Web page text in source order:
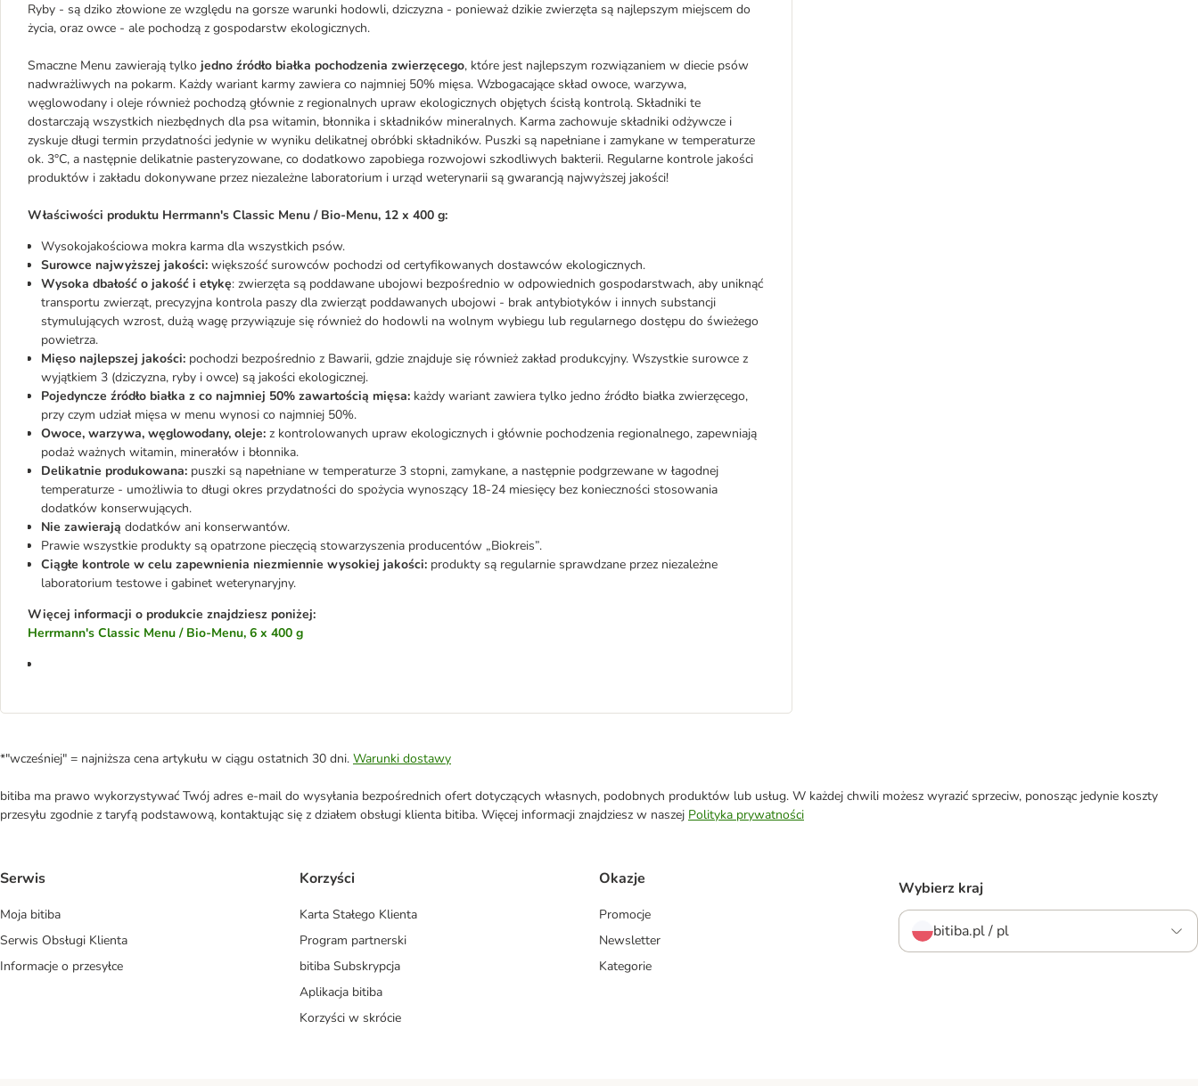
Ryby - są dziko złowione ze względu na gorsze warunki hodowli, dziczyzna - ponieważ dzikie zwierzęta są najlepszym miejscem do
życia, oraz owce - ale pochodzą z gospodarstw ekologicznych.
Smaczne Menu zawierają tylko jedno źródło białka pochodzenia zwierzęcego, które jest najlepszym rozwiązaniem w diecie psów
nadwrażliwych na pokarm. Każdy wariant karmy zawiera co najmniej 50% mięsa. Wzbogacające skład owoce, warzywa,
węglowodany i oleje również pochodzą głównie z regionalnych upraw ekologicznych objętych ścisłą kontrolą. Składniki te
dostarczają wszystkich niezbędnych dla psa witamin, błonnika i składników mineralnych. Karma zachowuje składniki odżywcze i
zyskuje długi termin przydatności jedynie w wyniku delikatnej obróbki składników. Puszki są napełniane i zamykane w temperaturze
ok. 3°C, a następnie delikatnie pasteryzowane, co dodatkowo zapobiega rozwojowi szkodliwych bakterii. Regularne kontrole jakości
produktów i zakładu dokonywane przez niezależne laboratorium i urząd weterynarii są gwarancją najwyższej jakości!
Właściwości produktu Herrmann's Classic Menu / Bio-Menu, 12 x 400 g:
Wysokojakościowa mokra karma dla wszystkich psów.
Surowce najwyższej jakości: większość surowców pochodzi od certyfikowanych dostawców ekologicznych.
Wysoka dbałość o jakość i etykę: zwierzęta są poddawane ubojowi bezpośrednio w odpowiednich gospodarstwach, aby uniknąć
transportu zwierząt, precyzyjna kontrola paszy dla zwierząt poddawanych ubojowi - brak antybiotyków i innych substancji
stymulujących wzrost, dużą wagę przywiązuje się również do hodowli na wolnym wybiegu lub regularnego dostępu do świeżego
powietrza.
Mięso najlepszej jakości: pochodzi bezpośrednio z Bawarii, gdzie znajduje się również zakład produkcyjny. Wszystkie surowce z
wyjątkiem 3 (dziczyzna, ryby i owce) są jakości ekologicznej.
Pojedyncze źródło białka z co najmniej 50% zawartością mięsa: każdy wariant zawiera tylko jedno źródło białka zwierzęcego,
przy czym udział mięsa w menu wynosi co najmniej 50%.
Owoce, warzywa, węglowodany, oleje: z kontrolowanych upraw ekologicznych i głównie pochodzenia regionalnego, zapewniają
podaż ważnych witamin, minerałów i błonnika.
Delikatnie produkowana: puszki są napełniane w temperaturze 3 stopni, zamykane, a następnie podgrzewane w łagodnej
temperaturze - umożliwia to długi okres przydatności do spożycia wynoszący 18-24 miesięcy bez konieczności stosowania
dodatków konserwujących.
Nie zawierają dodatków ani konserwantów.
Prawie wszystkie produkty są opatrzone pieczęcią stowarzyszenia producentów „Biokreis”.
Ciągłe kontrole w celu zapewnienia niezmiennie wysokiej jakości: produkty są regularnie sprawdzane przez niezależne
laboratorium testowe i gabinet weterynaryjny.
Więcej informacji o produkcie znajdziesz poniżej:
Herrmann's Classic Menu / Bio-Menu, 6 x 400 g
*"wcześniej" = najniższa cena artykułu w ciągu ostatnich 30 dni. Warunki dostawy
bitiba ma prawo wykorzystywać Twój adres e-mail do wysyłania bezpośrednich ofert dotyczących własnych, podobnych produktów lub usług. W każdej chwili możesz wyrazić sprzeciw, ponosząc jedynie koszty
przesyłu zgodnie z taryfą podstawową, kontaktując się z działem obsługi klienta bitiba. Więcej informacji znajdziesz w naszej Polityka prywatności
Serwis
Moja bitiba
Serwis Obsługi Klienta
Informacje o przesyłce
Korzyści
Karta Stałego Klienta
Program partnerski
bitiba Subskrypcja
Aplikacja bitiba
Korzyści w skrócie
Okazje
Promocje
Newsletter
Kategorie
Wybierz kraj
bitiba.pl / pl